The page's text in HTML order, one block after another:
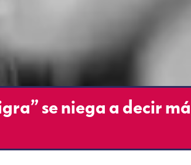
se niega a decir